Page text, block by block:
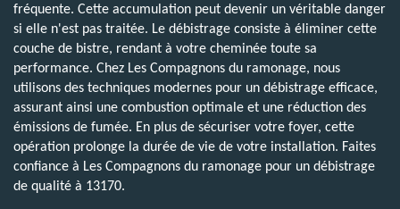
fréquente. Cette accumulation peut devenir un véritable danger
si elle n'est pas traitée. Le débistrage consiste à éliminer cette
couche de bistre, rendant à votre cheminée toute sa
performance. Chez Les Compagnons du ramonage, nous
utilisons des techniques modernes pour un débistrage efficace,
assurant ainsi une combustion optimale et une réduction des
émissions de fumée. En plus de sécuriser votre foyer, cette
opération prolonge la durée de vie de votre installation. Faites
confiance à Les Compagnons du ramonage pour un débistrage
de qualité à 13170.